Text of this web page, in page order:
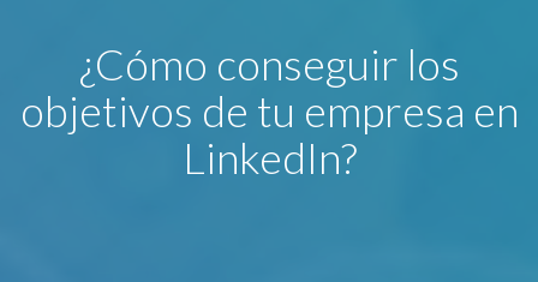
¿Cómo conseguir los
objetivos de tu empresa en
LinkedIn?